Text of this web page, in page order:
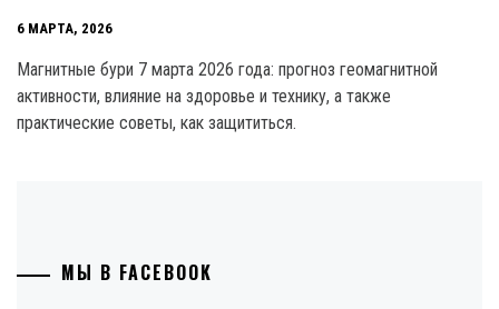
6 МАРТА, 2026
Магнитные бури 7 марта 2026 года: прогноз геомагнитной
активности, влияние на здоровье и технику, а также
практические советы, как защититься.
МЫ В FACEBOOK